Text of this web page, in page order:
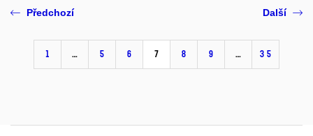
Předchozí
1 … 5 6 7 8 9 … 35
Další